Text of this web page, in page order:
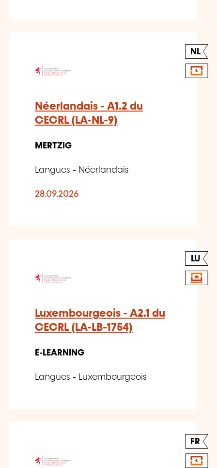
NL
Néerlandais - A1.2 du
CECRL (LA-NL-9)
MERTZIG
Langues - Néerlandais
28.09.2026
LU
Luxembourgeois - A2.1 du
CECRL (LA-LB-1754)
E-LEARNING
Langues - Luxembourgeois
FR